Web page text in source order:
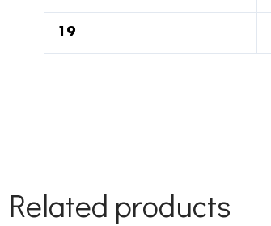
19
Related products